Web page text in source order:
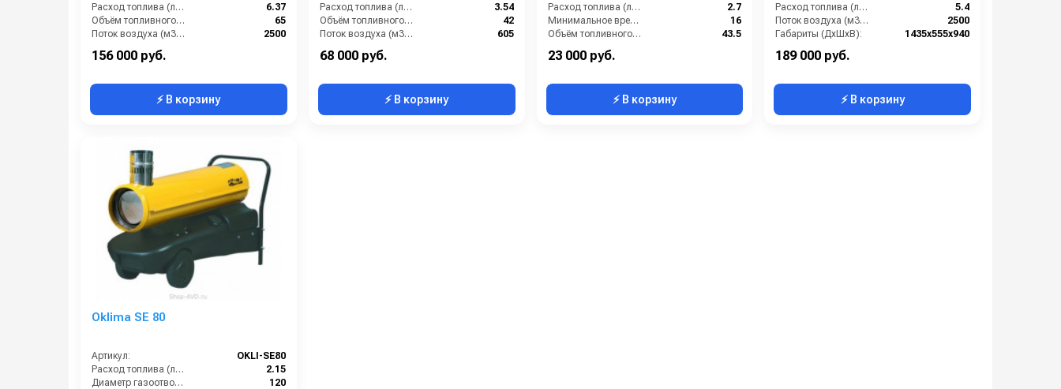
Расход топлива (л/ч):
6.37
Объём топливного бака (л):
65
Поток воздуха (м3/час):
2500
156 000 руб.
⚡ В корзину
Расход топлива (л/ч):
3.54
Объём топливного бака (л):
42
Поток воздуха (м3/час):
605
68 000 руб.
⚡ В корзину
Расход топлива (л/ч):
2.7
Минимальное время работы при полном баке (ч):
16
Объём топливного бака (л):
43.5
23 000 руб.
⚡ В корзину
Расход топлива (л/ч):
5.4
Поток воздуха (м3/час):
2500
Габариты (ДхШхВ):
1435x555x940
189 000 руб.
⚡ В корзину
Oklima SE 80
Артикул:
OKLI-SE80
Расход топлива (л/ч):
2.15
Диаметр газоотвода (мм):
120